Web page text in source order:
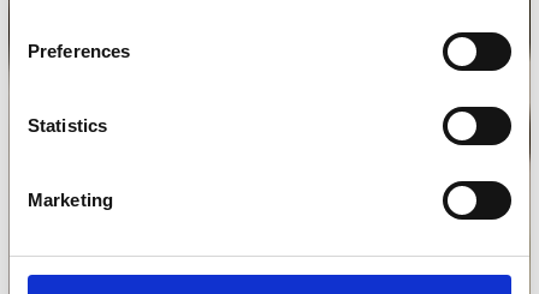
Preferences
Statistics
Marketing